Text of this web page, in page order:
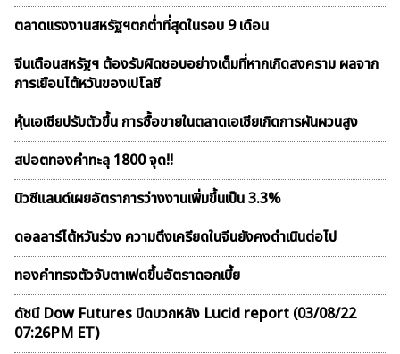
ตลาดเเรงงานสหรัฐฯตกต่ำที่สุดในรอบ 9 เดือน
จีนเตือนสหรัฐฯ ต้องรับผิดชอบอย่างเต็มที่หากเกิดสงคราม ผลจาก
การเยือนไต้หวันของเปโลซี
หุ้นเอเชียปรับตัวขึ้น การซื้อขายในตลาดเอเชียเกิดการผันผวนสูง
สปอตทองคำทะลุ 1800 จุด!!
นิวซีแลนด์เผยอัตราการว่างงานเพิ่มขึ้นเป็น 3.3%
ดอลลาร์ไต้หวันร่วง ความตึงเครียดในจีนยังคงดำเนินต่อไป
ทองคำทรงตัวจับตาเฟดขึ้นอัตราดอกเบี้ย
ดัชนี Dow Futures ปิดบวกหลัง Lucid report (03/08/22
07:26PM ET)